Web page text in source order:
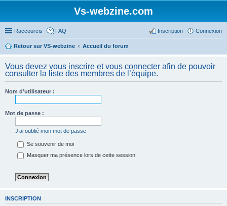
Vs-webzine.com
Raccourcis FAQ Connexion
Inscription
Retour sur VS-webzine Accueil du forum
Vous devez vous inscrire et vous connecter afin de pouvoir
consulter la liste des membres de l’équipe.
Nom d’utilisateur :
Mot de passe :
J’ai oublié mon mot de passe
Se souvenir de moi
Masquer ma présence lors de cette session
INSCRIPTION